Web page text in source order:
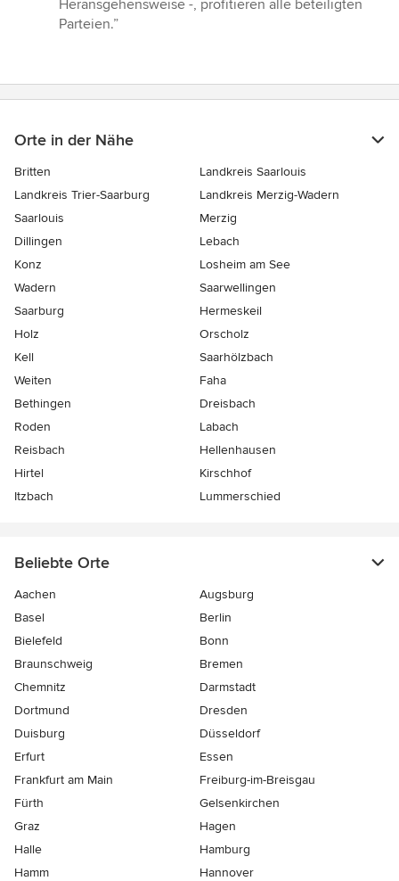
Heransgehensweise -, profitieren alle beteiligten
Parteien.”
Orte in der Nähe
Britten
Landkreis Saarlouis
Landkreis Trier-Saarburg
Landkreis Merzig-Wadern
Saarlouis
Merzig
Dillingen
Lebach
Konz
Losheim am See
Wadern
Saarwellingen
Saarburg
Hermeskeil
Holz
Orscholz
Kell
Saarhölzbach
Weiten
Faha
Bethingen
Dreisbach
Roden
Labach
Reisbach
Hellenhausen
Hirtel
Kirschhof
Itzbach
Lummerschied
Beliebte Orte
Aachen
Augsburg
Basel
Berlin
Bielefeld
Bonn
Braunschweig
Bremen
Chemnitz
Darmstadt
Dortmund
Dresden
Duisburg
Düsseldorf
Erfurt
Essen
Frankfurt am Main
Freiburg-im-Breisgau
Fürth
Gelsenkirchen
Graz
Hagen
Halle
Hamburg
Hamm
Hannover